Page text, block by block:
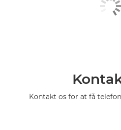
Kontakt os for at få